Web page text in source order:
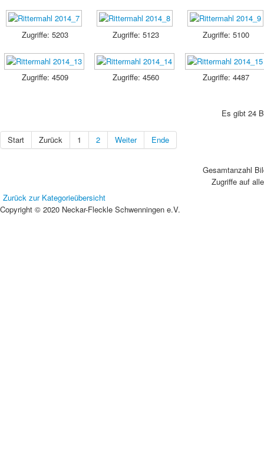
Zugriffe: 5203 Zugriffe: 5123 Zugriffe: 5100
Zugriffe: 4509 Zugriffe: 4560 Zugriffe: 4487
Es gibt 24
Start Zurück 1 2 Weiter Ende
Gesamtanzahl
Zugriffe auf
Zurück zur Kategorieübersicht
Copyright © 2020 Neckar-Fleckle Schwenningen e.V.